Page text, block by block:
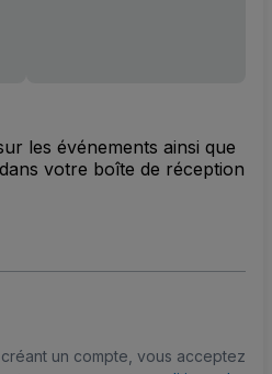
les événements ainsi que
votre boîte de réception
un compte, vous acceptez